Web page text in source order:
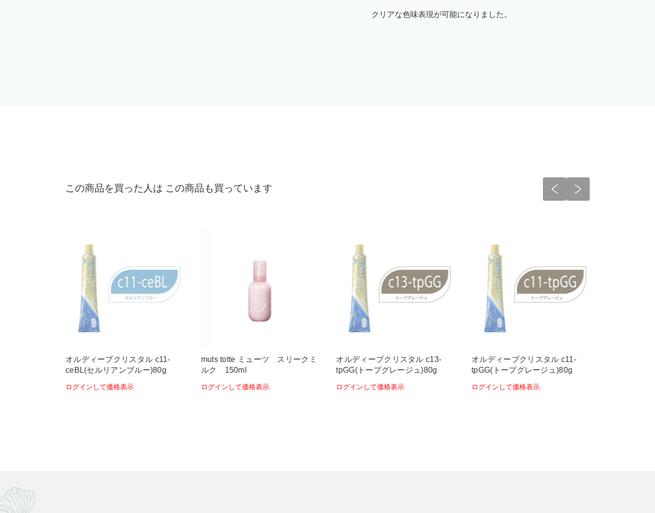
クリアな色味表現が可能になりました。
この商品を買った人は この商品も買っています
オルディーブクリスタル c11-
ceBL(セルリアンブルー)80g
ログインして価格表示
muts totte ミューツ スリークミ
ルク 150ml
ログインして価格表示
オルディーブクリスタル c13-
tpGG(トープグレージュ)80g
ログインして価格表示
オルディーブクリスタル c11-
tpGG(トープグレージュ)80g
ログインして価格表示